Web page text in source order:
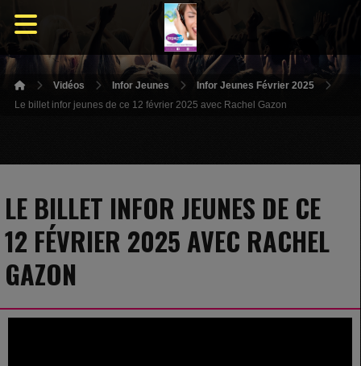
Vidéos Infor Jeunes
Infor Jeunes Février 2025
Le billet infor jeunes de ce 12 février 2025 avec Rachel Gazon
LE BILLET INFOR JEUNES DE CE
12 FÉVRIER 2025 AVEC RACHEL
GAZON